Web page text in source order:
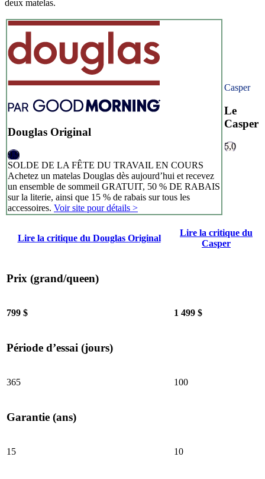
7,8/10
?
Une isolation des mouvements moyenne ou bonne obtiendra une
note de 5/10 ou plus.
deux matelas.
Douglas Original
9,9
SOLDE DE LA FÊTE DU TRAVAIL EN COURS
Achetez un matelas Douglas dès aujourd’hui et recevez
un ensemble de sommeil GRATUIT, 50 % DE RABAIS
sur la literie, ainsi que 15 % de rabais sur tous les
accessoires. Voir site pour détails >
Casper
Le
Casper
5,0
Lire la critique du Douglas Original
Lire la critique du
Casper
Prix (grand/queen)
799 $ 1 499 $
Période d’essai (jours)
365 100
Garantie (ans)
15 10